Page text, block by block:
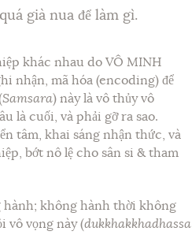
già nua để làm gì.
khác nhau do VÔ MINH
nhận, mã hóa (encoding) để
Samsara) này là vô thủy vô
là cuối, và phải gỡ ra sao.
tâm, khai sáng nhận thức, và
bớt nô lệ cho sân si & tham
hành; không hành thời không
vô vọng này (dukkhakkhadhassa